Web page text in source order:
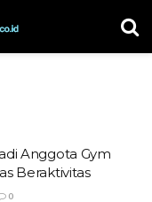
Anggota Gym
Beraktivitas
0